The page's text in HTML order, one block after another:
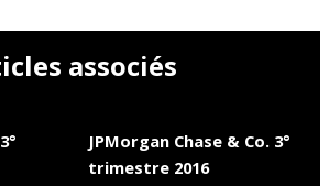
associés
JPMorgan Chase & Co. 3°
trimestre 2016